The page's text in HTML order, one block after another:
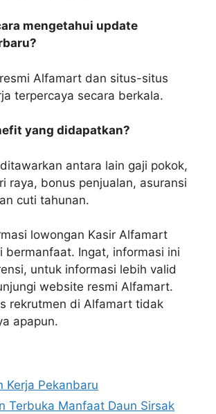
mengetahui update
Alfamart dan situs-situs
terpercaya secara berkala.
yang didapatkan?
antara lain gaji pokok,
raya, bonus penjualan, asuransi
cuti tahunan.
lowongan Kasir Alfamart
bermanfaat. Ingat, informasi ini
untuk informasi lebih valid
website resmi Alfamart.
rekrutmen di Alfamart tidak
apapun.
Kerja Pekanbaru
Terbuka Manfaat Daun Sirsak